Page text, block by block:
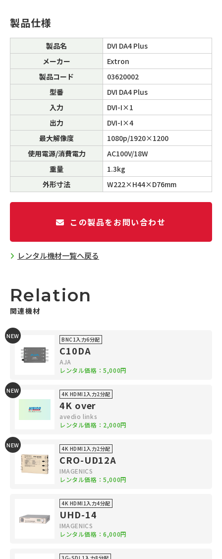
製品仕様
製品名
DVI DA4 Plus
メーカー
Extron
製品コード
03620002
型番
DVI DA4 Plus
入力
DVI-I×1
出力
DVI-I×4
最大解像度
1080p/1920×1200
使用電源/消費電力
AC100V/18W
重量
1.3kg
外形寸法
W222×H44×D76mm
この製品をお問い合わせ
レンタル機材一覧へ戻る
Relation
関連機材
NEW BNC1入力6分配
C10DA
AJA
レンタル価格：5,000円
NEW 4K HDMI1入力2分配
4K over
avedio links
レンタル価格：2,000円
NEW 4K HDMI1入力2分配
CRO-UD12A
IMAGENICS
レンタル価格：5,000円
4K HDMI1入力4分配
UHD-14
IMAGENICS
レンタル価格：6,000円